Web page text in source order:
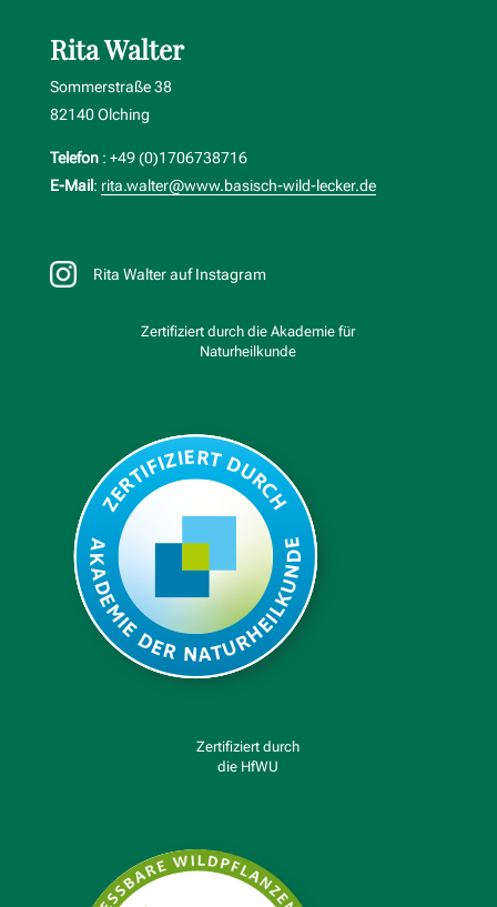
Rita Walter
Sommerstraße 38
82140 Olching
Telefon: +49 (0)1706738716
E-Mail : rita.walter@www.basisch-wild-lecker.de
Rita Walter auf Instagram
Zertifiziert durch die Akademie für
Naturheilkunde
Zertifiziert durch
die HfWU